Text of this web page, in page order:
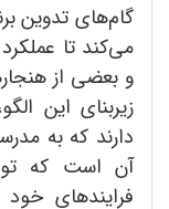
گام‌های تدوین
می‌کند تا
و بعضی از
زیربنای این
دارند که به
آن است که